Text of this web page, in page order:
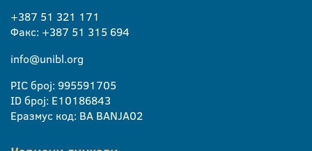
+387 51 321 171
Факс: +387 51 315 694
info@unibl.org
PIC број: 995591705
ID број: E10186843
Еразмус код: BA BANJA02